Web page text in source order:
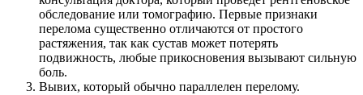
обследование или томографию. Первые признаки
перелома существенно отличаются от простого
растяжения, так как сустав может потерять
подвижность, любые прикосновения вызывают сильную
боль.
Вывих, который обычно параллелен перелому.